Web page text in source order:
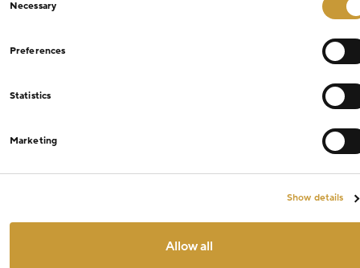
Selection
Necessary
Preferences
Statistics
Marketing
Show details
Allow all